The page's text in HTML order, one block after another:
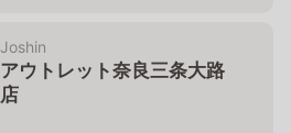
Joshin
アウトレット奈良三条大路
店